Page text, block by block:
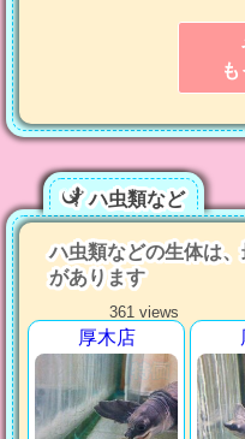
ハ虫類など
ハ虫類などの生体は
があります
361 views
厚木店